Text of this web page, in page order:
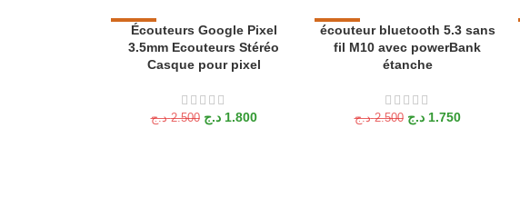
-28%
AJOUTER AU PANIER
Écouteurs Google Pixel
3.5mm Ecouteurs Stéréo
Casque pour pixel
2.500 د.ج 1.800 د.ج
-30%
AJOUTER AU PANIER
écouteur bluetooth 5.3 sans
fil M10 avec powerBank
étanche
2.500 د.ج 1.750 د.ج